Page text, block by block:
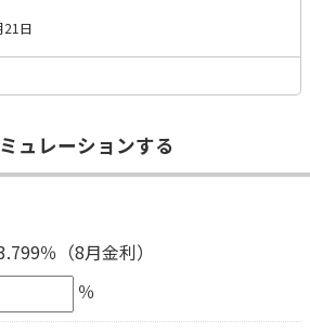
21日
ュレーションする
％（8月金利）
％